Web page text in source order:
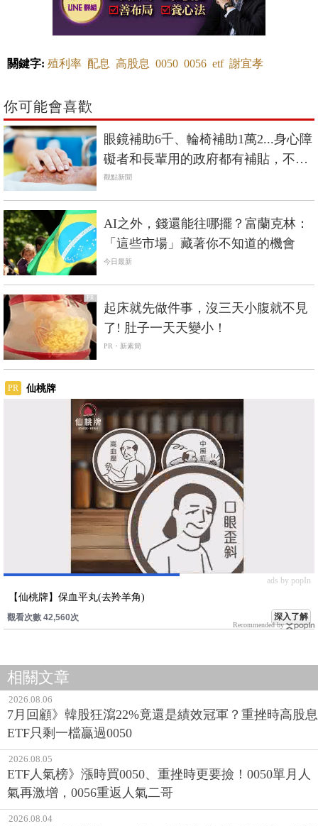
關鍵字: 殖利率 配息 高股息 0050 0056 etf 謝宜孝
你可能會喜歡
眼鏡補助6千、輪椅補助1萬2...身心障
礙者和長輩用的政府都有補貼，不是
低收入戶也能辦
觀點新聞
AI之外，錢還能往哪擺？富蘭克林：
「這些市場」藏著你不知道的機會
今日最新
PR
起床就先做件事，沒三天小腹就不見
了! 肚子一天天變小！
PR・新素簡
PR 仙桃牌
ads by popIn
【仙桃牌】保血平丸(去羚羊角)
觀看次數 42,560次 深入了解
Recommended by
相關文章
2026.08.06
7月回顧》韓股狂瀉22%竟還是績效冠軍？重挫時高股息
ETF只剩一檔贏過0050
2026.08.05
ETF人氣榜》漲時買0050、重挫時更要撿！0050單月人
氣再激增，0056重返人氣二哥
2026.08.04